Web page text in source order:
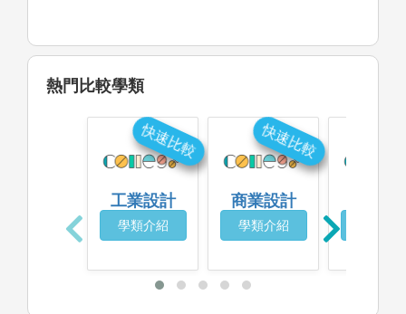
熱門比較學類
工業設計
學類介紹
快速比較
商業設計
學類介紹
快速比較